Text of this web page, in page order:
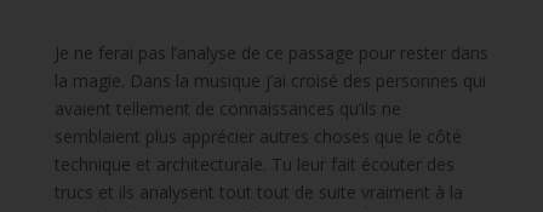
Je ne ferai pas l’analyse de ce passage pour rester dans
la magie. Dans la musique j’ai croisé des personnes qui
avaient tellement de connaissances qu’ils ne
semblaient plus apprécier autres choses que le côté
technique et architecturale. Tu leur fait écouter des
trucs et ils analysent tout tout de suite vraiment à la